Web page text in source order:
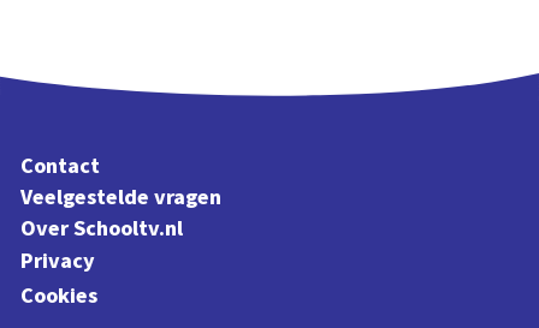
Contact
Veelgestelde vragen
Over Schooltv.nl
Privacy
Cookies